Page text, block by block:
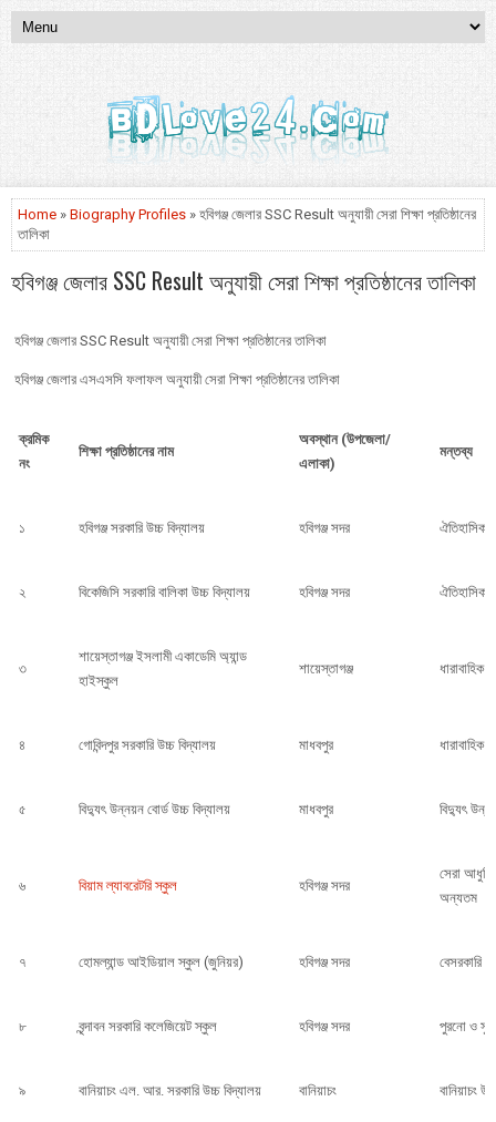
Home » Biography Profiles » হবিগঞ্জ জেলার SSC Result অনুযায়ী সেরা শিক্ষা প্রতিষ্ঠানের
তালিকা
হবিগঞ্জ জেলার SSC Result অনুযায়ী সেরা শিক্ষা প্রতিষ্ঠানের তালিকা
হবিগঞ্জ জেলার SSC Result অনুযায়ী সেরা শিক্ষা প্রতিষ্ঠানের তালিকা
হবিগঞ্জ জেলার এসএসসি ফলাফল অনুযায়ী সেরা শিক্ষা প্রতিষ্ঠানের তালিকা
ক্রমিক
নং
শিক্ষা প্রতিষ্ঠানের নাম
অবস্থান (উপজেলা/
এলাকা)
মন্তব্য
১ হবিগঞ্জ সরকারি উচ্চ বিদ্যালয় হবিগঞ্জ সদর ঐতিহাসিক
২ বিকেজিসি সরকারি বালিকা উচ্চ বিদ্যালয় হবিগঞ্জ সদর ঐতিহাসিক
৩
শায়েস্তাগঞ্জ ইসলামী একাডেমি অ্যান্ড
হাইস্কুল
শায়েস্তাগঞ্জ ধারাবাহিক
৪ গোবিন্দপুর সরকারি উচ্চ বিদ্যালয় মাধবপুর ধারাবাহিক
৫ বিদ্যুৎ উন্নয়ন বোর্ড উচ্চ বিদ্যালয় মাধবপুর বিদ্যুৎ
৬ বিয়াম ল্যাবরেটরি স্কুল হবিগঞ্জ সদর
সেরা
অন্যতম
৭ হোমল্যান্ড আইডিয়াল স্কুল (জুনিয়র) হবিগঞ্জ সদর বেসরকারি
৮ বৃন্দাবন সরকারি কলেজিয়েট স্কুল হবিগঞ্জ সদর পুরনো ও
৯ বানিয়াচং এল. আর. সরকারি উচ্চ বিদ্যালয় বানিয়াচং বানিয়াচং